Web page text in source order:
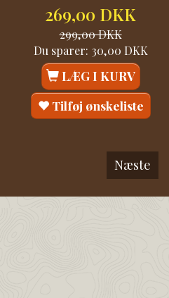
269,00 DKK
299,00 DKK
Du sparer: 30,00 DKK
LÆG I KURV
Tilføj ønskeliste
Næste